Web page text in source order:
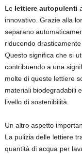
Le lettiere autopulenti
innovativo. Grazie alla
separano
riducendo
Questo significa che si
contribuendo a una
molte di queste lettiere
materiali biodegradabili
livello di sostenibilità.
Un altro aspetto
La pulizia delle lettiere
quantità di acqua per